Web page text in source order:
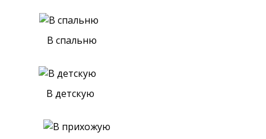
В спальню
В детскую